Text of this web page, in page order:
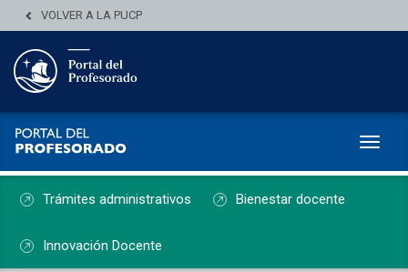
VOLVER A LA PUCP
Trámites administrativos Bienestar docente
Innovación Docente